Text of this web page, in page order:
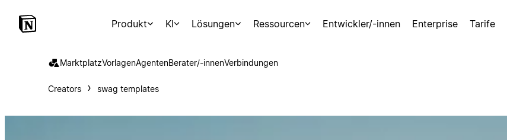
Produkt KI Lösungen Ressourcen Entwickler/-innen Enterprise Tarife
MarktplatzVorlagenAgentenBerater/-innenVerbindungen
Creators swag templates